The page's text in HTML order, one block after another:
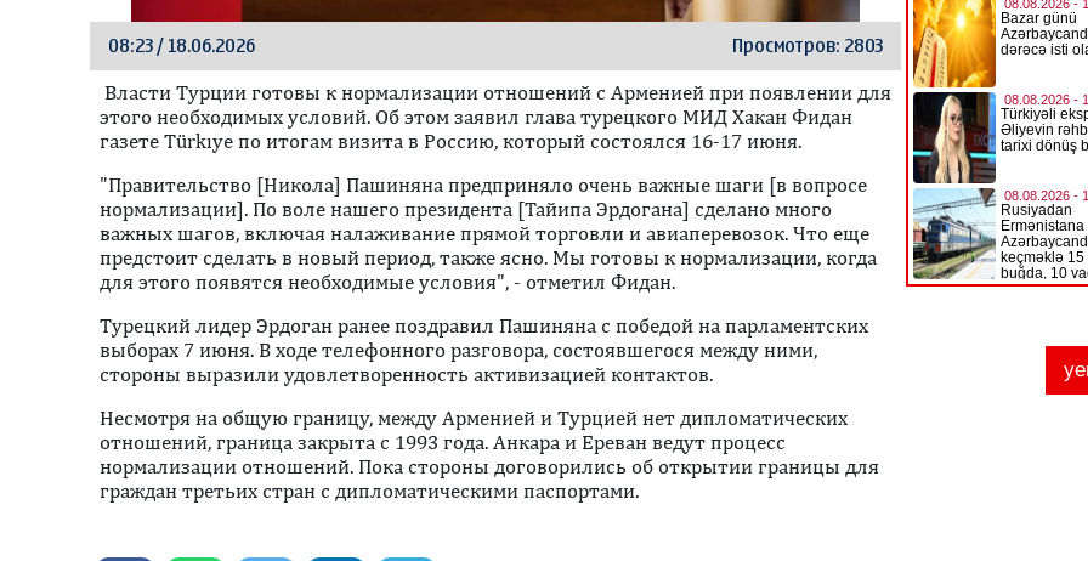
08:23 / 18.06.2026 Просмотров: 2803
Власти Турции готовы к нормализации отношений с Арменией при появлении для
этого необходимых условий. Об этом заявил глава турецкого МИД Хакан Фидан
газете Türkıye по итогам визита в Россию, который состоялся 16-17 июня.
"Правительство [Никола] Пашиняна предприняло очень важные шаги [в вопросе
нормализации]. По воле нашего президента [Тайипа Эрдогана] сделано много
важных шагов, включая налаживание прямой торговли и авиаперевозок. Что еще
предстоит сделать в новый период, также ясно. Мы готовы к нормализации, когда
для этого появятся необходимые условия", - отметил Фидан.
Турецкий лидер Эрдоган ранее поздравил Пашиняна с победой на парламентских
выборах 7 июня. В ходе телефонного разговора, состоявшегося между ними,
стороны выразили удовлетворенность активизацией контактов.
Несмотря на общую границу, между Арменией и Турцией нет дипломатических
отношений, граница закрыта с 1993 года. Анкара и Ереван ведут процесс
нормализации отношений. Пока стороны договорились об открытии границы для
граждан третьих стран с дипломатическими паспортами.